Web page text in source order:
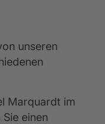
unseren
Marquardt im
einen